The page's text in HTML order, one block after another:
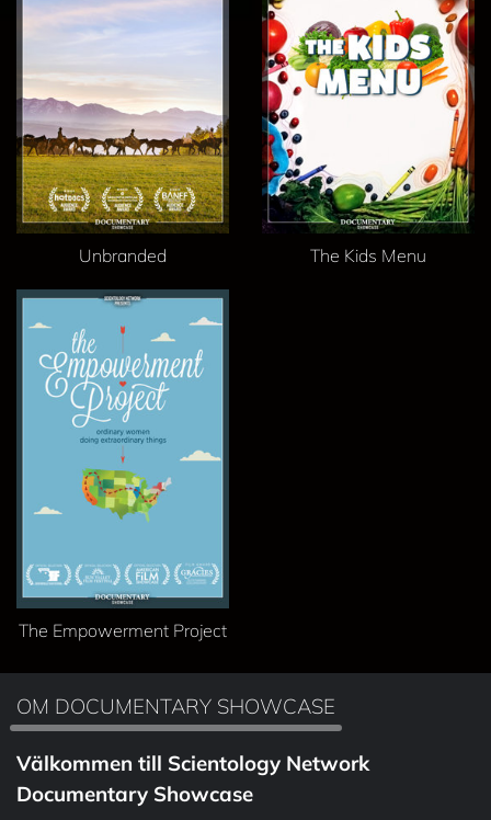
Unbranded The Kids Menu
The Empowerment Project
OM DOCUMENTARY SHOWCASE
Välkommen till Scientology Network
Documentary Showcase